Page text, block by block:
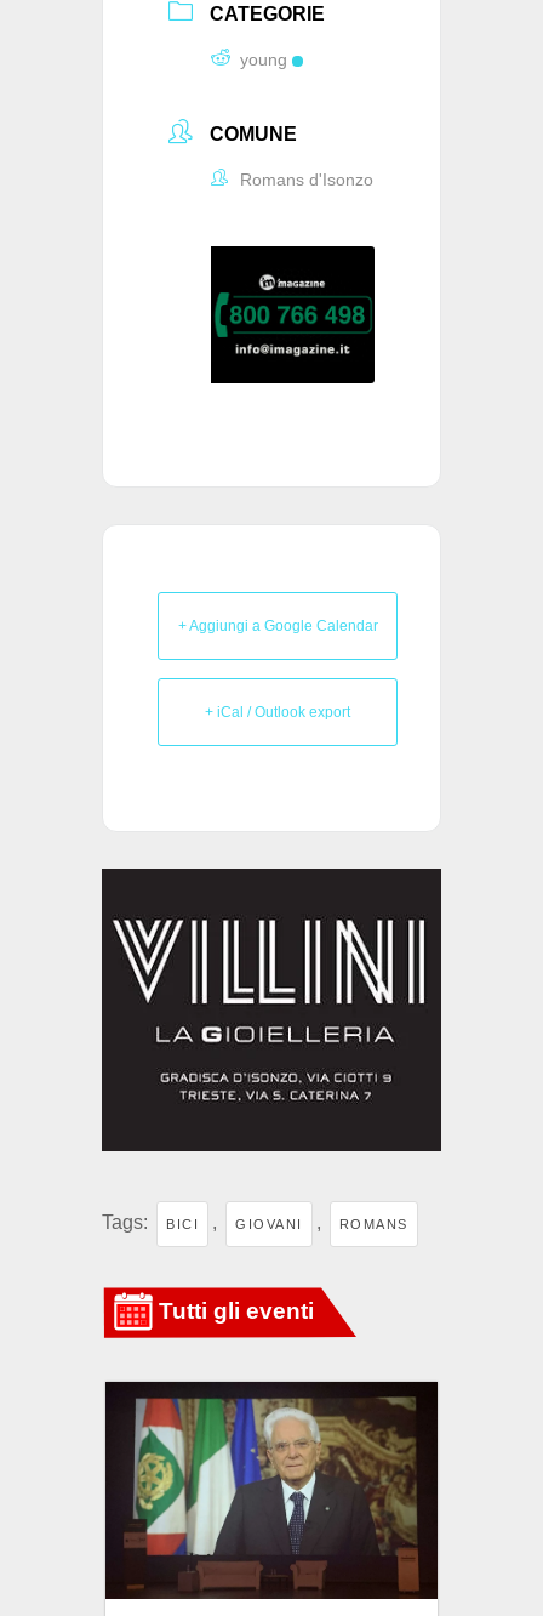
CATEGORIE
young
COMUNE
Romans d'Isonzo
+ Aggiungi a Google Calendar
+ iCal / Outlook export
Tags: BICI , GIOVANI , ROMANS